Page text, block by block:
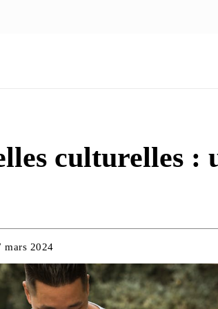
culturelles :
mars 2024